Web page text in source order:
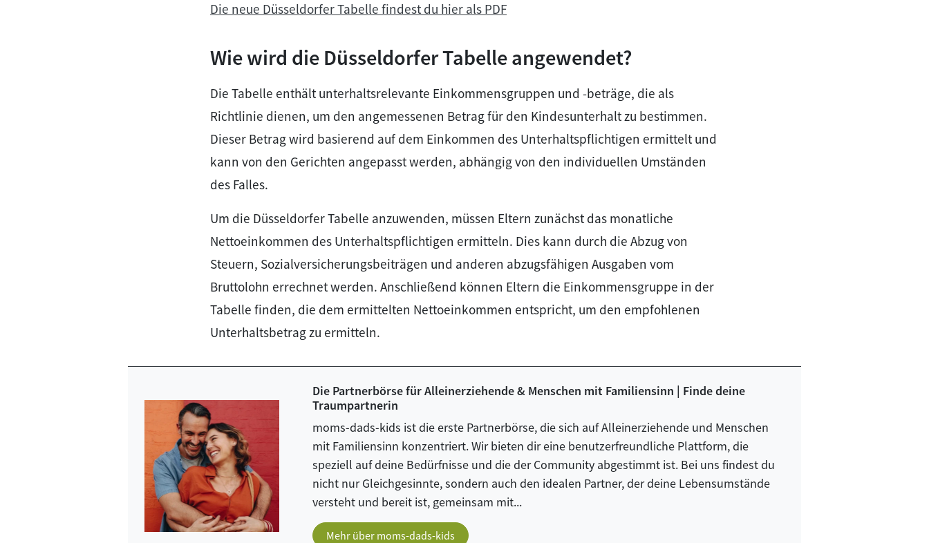
Die neue Düsseldorfer Tabelle findest du hier als PDF
Wie wird die Düsseldorfer Tabelle angewendet?
Die Tabelle enthält unterhaltsrelevante Einkommensgruppen und -beträge, die als
Richtlinie dienen, um den angemessenen Betrag für den Kindesunterhalt zu bestimmen.
Dieser Betrag wird basierend auf dem Einkommen des Unterhaltspflichtigen ermittelt und
kann von den Gerichten angepasst werden, abhängig von den individuellen Umständen
des Falles.
Um die Düsseldorfer Tabelle anzuwenden, müssen Eltern zunächst das monatliche
Nettoeinkommen des Unterhaltspflichtigen ermitteln. Dies kann durch die Abzug von
Steuern, Sozialversicherungsbeiträgen und anderen abzugsfähigen Ausgaben vom
Bruttolohn errechnet werden. Anschließend können Eltern die Einkommensgruppe in der
Tabelle finden, die dem ermittelten Nettoeinkommen entspricht, um den empfohlenen
Unterhaltsbetrag zu ermitteln.
Die Partnerbörse für Alleinerziehende & Menschen mit Familiensinn | Finde deine
Traumpartnerin
moms-dads-kids ist die erste Partnerbörse, die sich auf Alleinerziehende und Menschen
mit Familiensinn konzentriert. Wir bieten dir eine benutzerfreundliche Plattform, die
speziell auf deine Bedürfnisse und die der Community abgestimmt ist. Bei uns findest du
nicht nur Gleichgesinnte, sondern auch den idealen Partner, der deine Lebensumstände
versteht und bereit ist, gemeinsam mit...
Mehr über moms-dads-kids